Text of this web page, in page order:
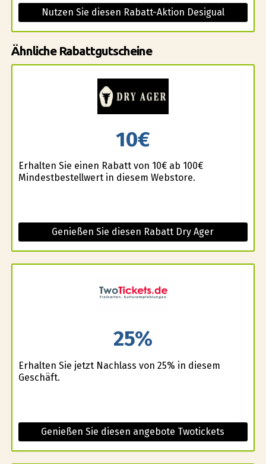
Nutzen Sie diesen Rabatt-Aktion Desigual
Ähnliche Rabattgutscheine
10€
Erhalten Sie einen Rabatt von 10€ ab 100€
Mindestbestellwert in diesem Webstore.
Genießen Sie diesen Rabatt Dry Ager
25%
Erhalten Sie jetzt Nachlass von 25% in diesem
Geschäft.
Genießen Sie diesen angebote Twotickets